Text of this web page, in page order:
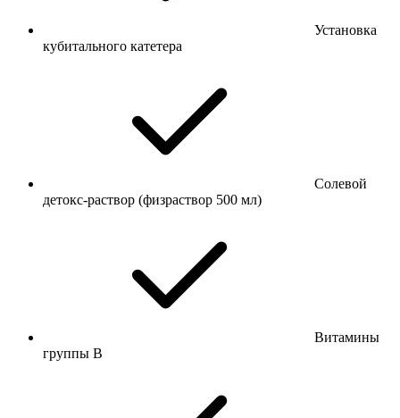
Установка
кубитального катетера
Солевой
детокс-раствор (физраствор 500 мл)
Витамины
группы B